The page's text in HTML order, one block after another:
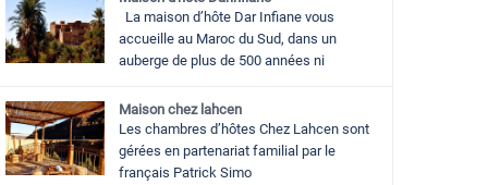
La maison d’hôte Dar Infiane vous
accueille au Maroc du Sud, dans un
auberge de plus de 500 années ni
Maison chez lahcen
Les chambres d’hôtes Chez Lahcen sont
gérées en partenariat familial par le
français Patrick Simo